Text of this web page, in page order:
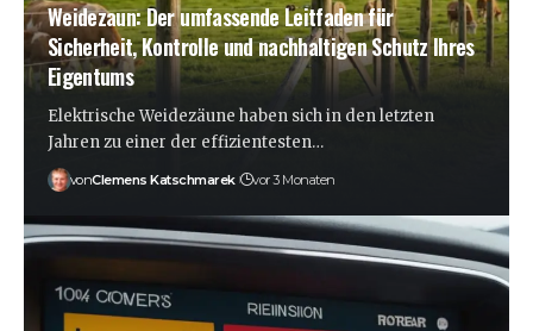
Weidezaun: Der umfassende Leitfaden für
Sicherheit, Kontrolle und nachhaltigen Schutz Ihres
Eigentums
Elektrische Weidezäune haben sich in den letzten
Jahren zu einer der effizientesten…
vonClemens Katschmarek vor 3 Monaten